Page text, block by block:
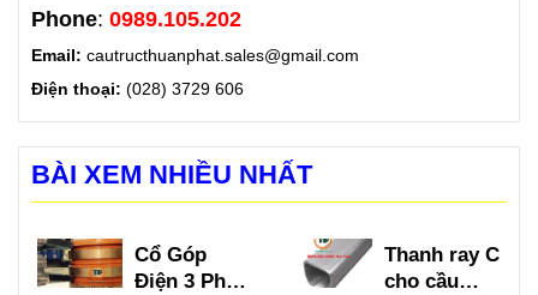
Phone: 0989.105.202
Email: cautructhuanphat.sales@gmail.com
Điện thoại: (028) 3729 606
BÀI XEM NHIỀU NHẤT
Cổ Góp
Điện 3 Pha
Thanh ray C
cho cầu